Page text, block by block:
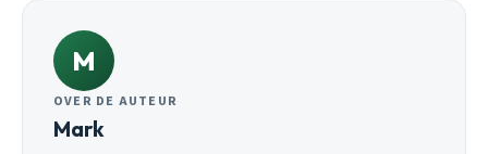
M
OVER DE AUTEUR
Mark